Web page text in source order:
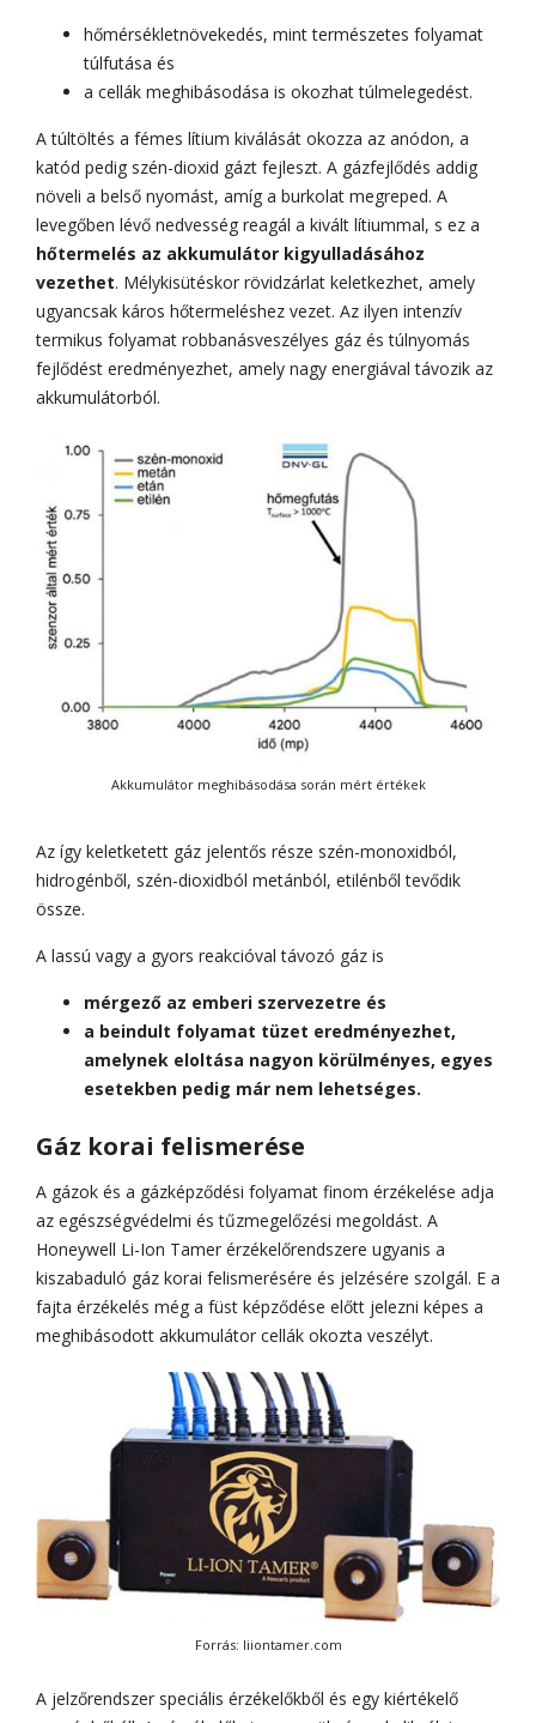
hőmérsékletnövekedés, mint természetes folyamat
túlfutása és
a cellák meghibásodása is okozhat túlmelegedést.
A túltöltés a fémes lítium kiválását okozza az anódon, a
katód pedig szén-dioxid gázt fejleszt. A gázfejlődés addig
növeli a belső nyomást, amíg a burkolat megreped. A
levegőben lévő nedvesség reagál a kivált lítiummal, s ez a
hőtermelés az akkumulátor kigyulladásához
vezethet. Mélykisütéskor rövidzárlat keletkezhet, amely
ugyancsak káros hőtermeléshez vezet. Az ilyen intenzív
termikus folyamat robbanásveszélyes gáz és túlnyomás
fejlődést eredményezhet, amely nagy energiával távozik az
akkumulátorból.
Akkumulátor meghibásodása során mért értékek
Az így keletketett gáz jelentős része szén-monoxidból,
hidrogénből, szén-dioxidból metánból, etilénből tevődik
össze.
A lassú vagy a gyors reakcióval távozó gáz is
mérgező az emberi szervezetre és
a beindult folyamat tüzet eredményezhet,
amelynek eloltása nagyon körülményes, egyes
esetekben pedig már nem lehetséges.
Gáz korai felismerése
A gázok és a gázképződési folyamat finom érzékelése adja
az egészségvédelmi és tűzmegelőzési megoldást. A
Honeywell Li-Ion Tamer érzékelőrendszere ugyanis a
kiszabaduló gáz korai felismerésére és jelzésére szolgál. E a
fajta érzékelés még a füst képződése előtt jelezni képes a
meghibásodott akkumulátor cellák okozta veszélyt.
Forrás: liiontamer.com
A jelzőrendszer speciális érzékelőkből és egy kiértékelő